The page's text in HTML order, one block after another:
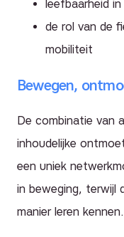
leefbaarheid
de rol van de
mobiliteit
Bewegen,
De combinatie van
inhoudelijke
een uniek
in beweging, terwijl
manier leren kennen.